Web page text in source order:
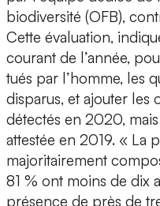
biodiversité (OFB),
Cette évaluation,
courant de l’année,
tués par l’homme, les
disparus, et ajouter les
détectés en 2020,
attestée en 2019. « La
majoritairement
81 % ont moins de dix
présence de près de